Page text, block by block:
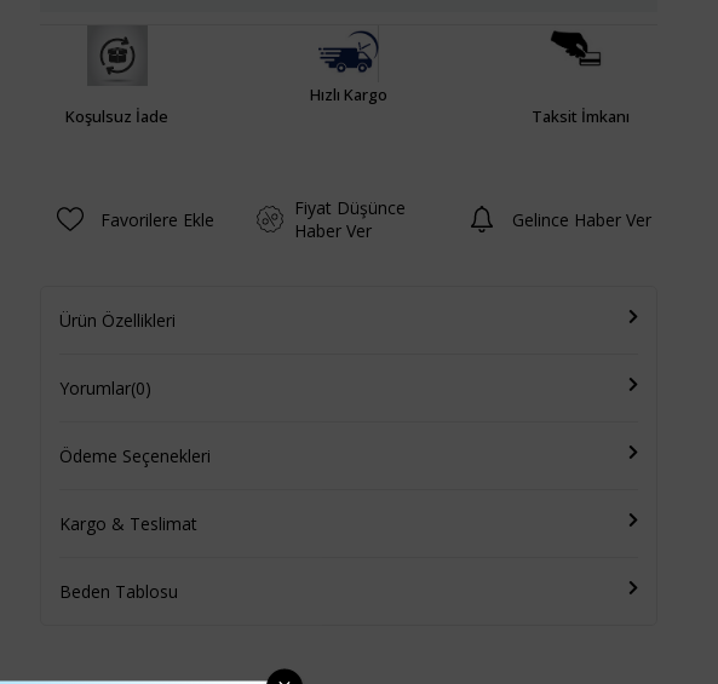
Koşulsuz İade
Hızlı Kargo
Taksit İmkanı
Favorilere Ekle
Fiyat Düşünce
Haber Ver
Gelince Haber Ver
Ürün Özellikleri
Yorumlar(0)
Ödeme Seçenekleri
Kargo & Teslimat
Beden Tablosu